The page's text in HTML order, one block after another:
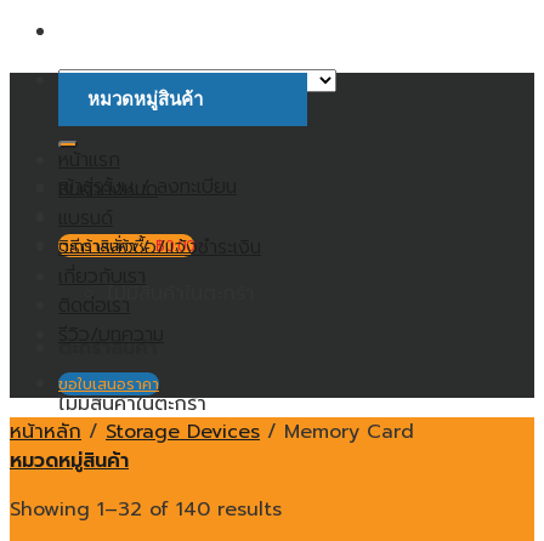
ค้นหา:
ตะกร้าสินค้า /฿0.00
ไม่มีสินค้าในตะกร้า
หมวดหมู่สินค้า
วิธีการสั่งซื้อ/แจ้งชำระเงิน
ติดต่อเรา
ขอใบเสนอราคา
หน้าหลัก / Storage Devices / Memory Card
หมวดหมู่สินค้า
Showing 1–32 of 140 results